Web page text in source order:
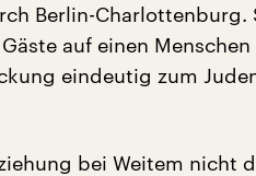
Berlin-Charlottenburg.
auf einen Menschen
eindeutig zum
bei Weitem nicht